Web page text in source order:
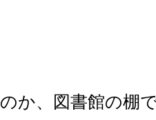
か、図書館の棚